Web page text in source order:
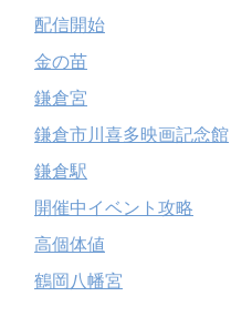
配信開始
金の苗
鎌倉宮
鎌倉市川喜多映画記念館
鎌倉駅
開催中イベント攻略
高個体値
鶴岡八幡宮